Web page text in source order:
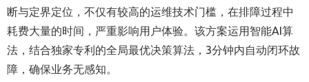
断与定界定位，不仅有较高的运维技术门槛，在排障过程中
耗费大量的时间，严重影响用户体验。该方案运用智能AI算
法，结合独家专利的全局最优决策算法，3分钟内自动闭环故
障，确保业务无感知。